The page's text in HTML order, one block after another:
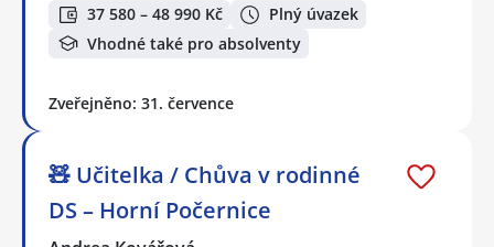
37 580 – 48 990 Kč
Plný úvazek
Vhodné také pro absolventy
Zveřejněno: 31. července
🧸 Učitelka / Chůva v rodinné
DS – Horní Počernice